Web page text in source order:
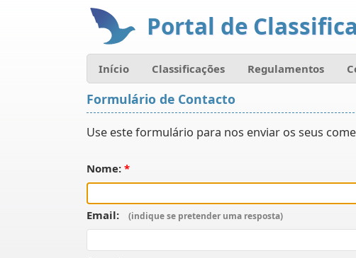
Portal de
Início Classificações Regulamentos
Formulário de Contacto
Use este formulário para nos enviar os seus
Nome:
Email: